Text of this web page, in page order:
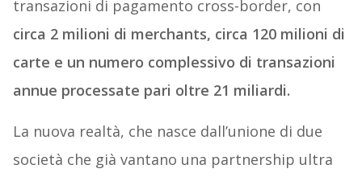
transazioni di pagamento cross-border, con
circa 2 milioni di merchants, circa 120 milioni di
carte e un numero complessivo di transazioni
annue processate pari oltre 21 miliardi.
La nuova realtà, che nasce dall’unione di due
società che già vantano una partnership ultra